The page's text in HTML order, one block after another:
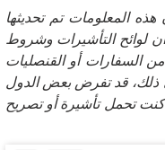
المعلومات تم تحديثها
ملاحظة أن لوائح التأشيرات وشروط
من السفارات أو القنصليات
ذلك، قد تفرض بعض الدول
تحمل تأشيرة أو تصريح